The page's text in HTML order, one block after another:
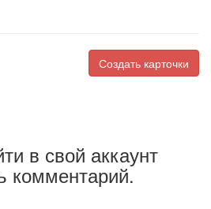
Создать карточки
в свой аккаунт
комментарий.